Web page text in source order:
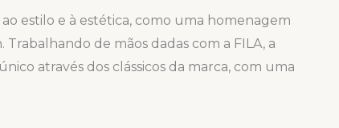
estilo e à estética, como uma homenagem
de mãos dadas com a FILA, a
através dos clássicos da marca, com uma